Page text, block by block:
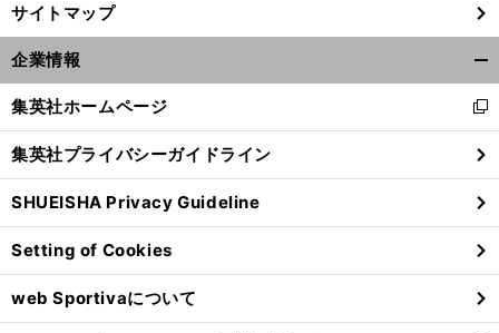
サイトマップ
企業情報
閉
る
集英社ホームページ
新
し
い
ウ
ィ
ン
ド
ウ
で
開
集英社プライバシーガイドライン
SHUEISHA Privacy Guideline
Setting of Cookies
web Sportivaについて